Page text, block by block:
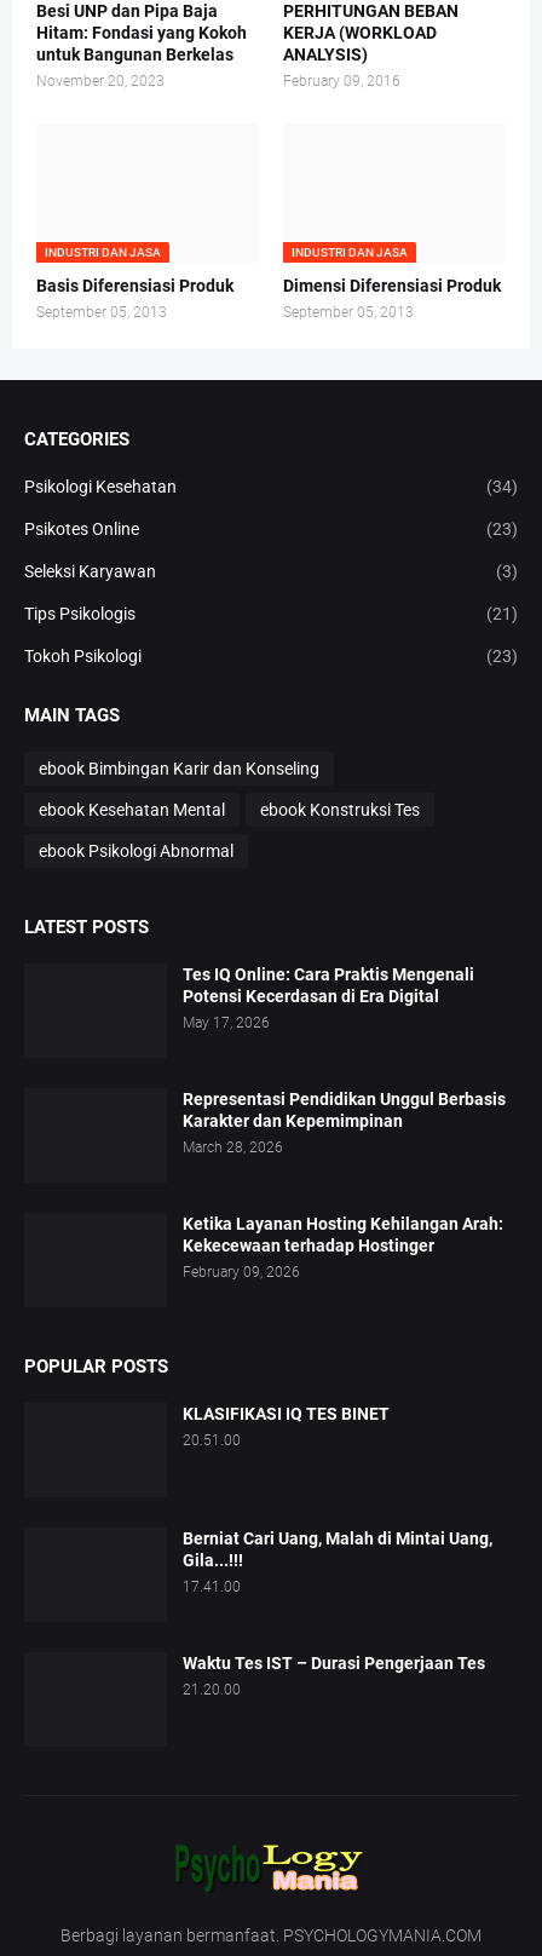
Besi UNP dan Pipa Baja
Hitam: Fondasi yang Kokoh
untuk Bangunan Berkelas
November 20, 2023
PERHITUNGAN BEBAN
KERJA (WORKLOAD
ANALYSIS)
February 09, 2016
INDUSTRI DAN JASA
Basis Diferensiasi Produk
September 05, 2013
INDUSTRI DAN JASA
Dimensi Diferensiasi Produk
September 05, 2013
CATEGORIES
Psikologi Kesehatan (34)
Psikotes Online (23)
Seleksi Karyawan (3)
Tips Psikologis (21)
Tokoh Psikologi (23)
MAIN TAGS
ebook Bimbingan Karir dan Konseling
ebook Kesehatan Mental ebook Konstruksi Tes
ebook Psikologi Abnormal
LATEST POSTS
Tes IQ Online: Cara Praktis Mengenali
Potensi Kecerdasan di Era Digital
May 17, 2026
Representasi Pendidikan Unggul Berbasis
Karakter dan Kepemimpinan
March 28, 2026
Ketika Layanan Hosting Kehilangan Arah:
Kekecewaan terhadap Hostinger
February 09, 2026
POPULAR POSTS
KLASIFIKASI IQ TES BINET
20.51.00
Berniat Cari Uang, Malah di Mintai Uang,
Gila...!!!
17.41.00
Waktu Tes IST – Durasi Pengerjaan Tes
21.20.00
Berbagi layanan bermanfaat. PSYCHOLOGYMANIA.COM